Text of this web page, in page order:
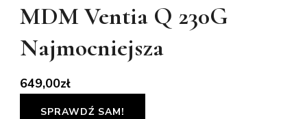
MDM Ventia Q 230G
Najmocniejsza
649,00zł
SPRAWDŹ SAM!